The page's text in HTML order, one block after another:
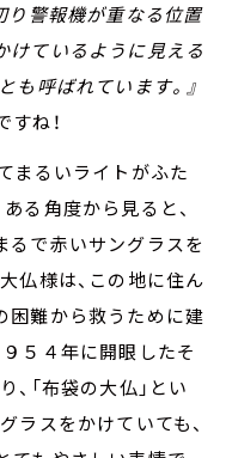
り警報機が重なる位置
けているように見える
も呼ばれています。』
ね！
まるいライトがふた
る角度から見ると、
るで赤いサングラスを
仏様は、この地に住ん
困難から救うために建
５４年に開眼したそ
「布袋の大仏」とい
ラスをかけていても、